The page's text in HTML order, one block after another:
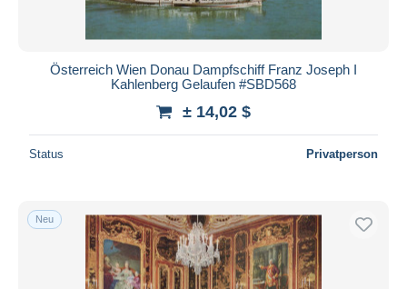
Österreich Wien Donau Dampfschiff Franz Joseph I
Kahlenberg Gelaufen #SBD568
± 14,02 $
Status Privatperson
Neu